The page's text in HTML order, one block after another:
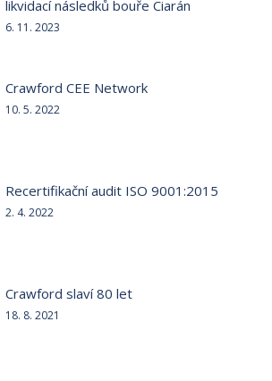
likvidací následků bouře Ciarán
6. 11. 2023
Crawford CEE Network
10. 5. 2022
Recertifikační audit ISO 9001:2015
2. 4. 2022
Crawford slaví 80 let
18. 8. 2021